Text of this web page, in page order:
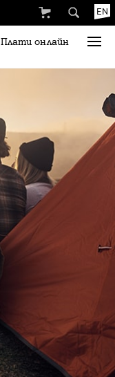
EN
Плати онлайн